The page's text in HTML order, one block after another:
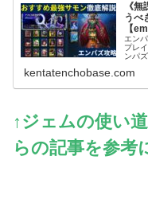
《
うべ
【
エン
プレ
ンパ
筆者
kentatenchobase.com
↑ジェムの使い
らの記事を参考